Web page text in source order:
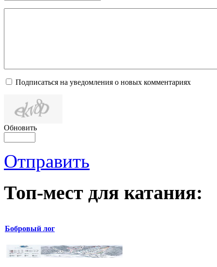
Подписаться на уведомления о новых комментариях
Обновить
Отправить
Топ-мест для катания:
Бобровый лог